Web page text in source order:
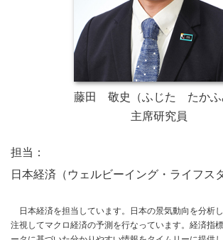
藤田 敬史（ふじた たかふ
主席研究員
担当：
日本経済（ウェルビーイング・ライフス
日本経済を担当しています。日本の景気動向を分析
注視してマクロ経済の予測を行なっています。経済指